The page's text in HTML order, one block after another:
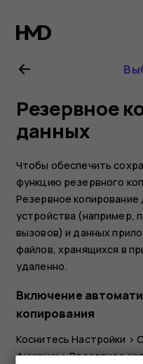
Nokia
4.2
user
guide
Резервное
данных
Чтобы обеспечить
функцию резервного
Резервное копирование
устройства (например,
вызовов) и данных
файлов, хранящихся в
удаленно.
Включение
копирования
КоснитесьНастройки >
функции>Резервное